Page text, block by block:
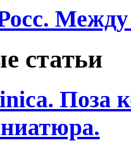
статьи
Поза